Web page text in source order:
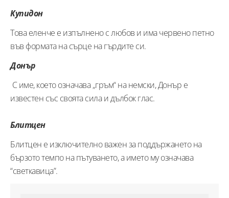
Купидон
Това еленче е изпълнено с любов и има червено петно
във формата на сърце на гърдите си.
Донър
С име, което означава „гръм“ на немски, Донър е
известен със своята сила и дълбок глас.
Блитцен
Блитцен е изключително важен за поддържането на
бързото темпо на пътуването, а името му означава
“светкавица”.